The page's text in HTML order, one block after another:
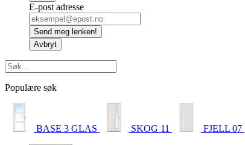
E-post adresse
Send meg lenken!
Avbryt
Populære søk
BASE 3 GLAS SKOG 11 FJELL 07